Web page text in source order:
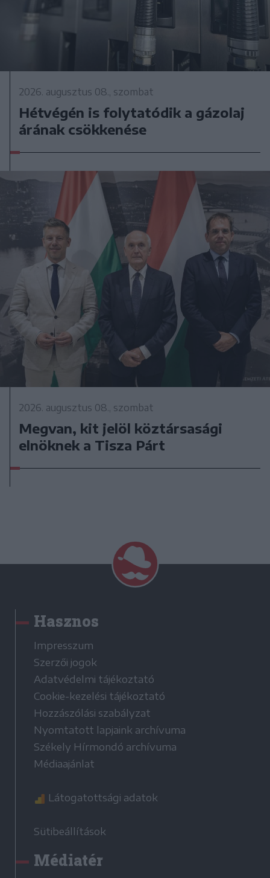
2026. augusztus 08., szombat
Hétvégén is folytatódik a gázolaj
árának csökkenése
2026. augusztus 08., szombat
Megvan, kit jelöl köztársasági
elnöknek a Tisza Párt
Hasznos
Impresszum
Szerzői jogok
Adatvédelmi tájékoztató
Cookie-kezelési tájékoztató
Hozzászólási szabályzat
Nyomtatott lapjaink archívuma
Székely Hírmondó archívuma
Médiaajánlat
Látogatottsági adatok
Sütibeállítások
Médiatér